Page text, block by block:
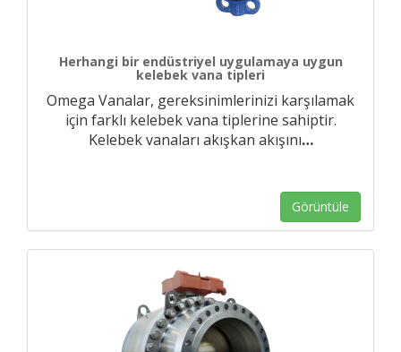
Herhangi bir endüstriyel uygulamaya uygun
kelebek vana tipleri
Omega Vanalar, gereksinimlerinizi karşılamak
için farklı kelebek vana tiplerine sahiptir.
Kelebek vanaları akışkan akışını…
Görüntüle